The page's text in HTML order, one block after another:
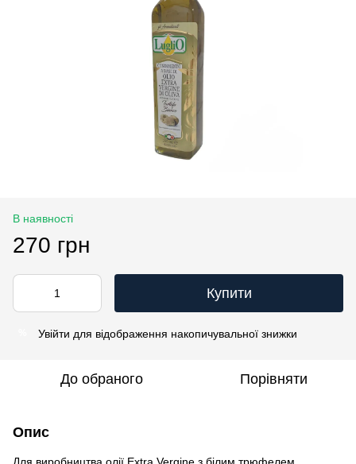
В наявності
270 грн
Купити
Увійти для відображення накопичувальної знижки
До обраного Порівняти
Опис
Для виробництва олії Extra Vergine з білим трюфелем